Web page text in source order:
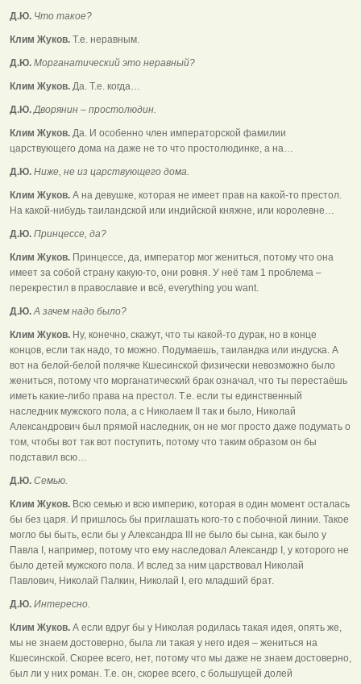
Д.Ю. Что такое?
Клим Жуков. Т.е. неравным.
Д.Ю. Морганатический это неравный?
Клим Жуков. Да. Т.е. когда…
Д.Ю.Дворянин – простолюдин.
Клим Жуков. Да. И особенно член императорской фамилии
царствующего дома на даже не то что простолюдинке, а на…
Д.Ю. Ниже, не из царствующего дома.
Клим Жуков. А на девушке, которая не имеет прав на какой-то престол.
На какой-нибудь таиландской или индийской княжне, или королевне…
Д.Ю. Принцессе, да?
Клим Жуков. Принцессе, да, император мог жениться, потому что она
имеет за собой страну какую-то, они ровня. У неё там 1 проблема –
перекрестил в православие и всё, everything you want.
Д.Ю.А зачем надо было?
Клим Жуков. Ну, конечно, скажут, что ты какой-то дурак, но в конце
концов, если так надо, то можно. Подумаешь, таиландка или индуска. А
вот на белой-белой полячке Кшесинской физически невозможно было
жениться, потому что морганатический брак означал, что ты перестаёшь
иметь какие-либо права на престол. Т.е. если ты единственный
наследник мужского пола, а с Николаем II так и было, Николай
Александрович был прямой наследник, он не мог просто даже подумать о
том, чтобы вот так вот поступить, потому что таким образом он бы
подставил всю…
Д.Ю. Семью.
Клим Жуков. Всю семью и всю империю, которая в один момент осталась
бы без царя. И пришлось бы приглашать кого-то с побочной линии. Такое
могло бы быть, если бы у Александра III не было бы сына, как было у
Павла I, например, потому что ему наследовал Александр I, у которого не
было детей мужского пола. И вслед за ним царствовал Николай
Павлович, Николай Палкин, Николай I, его младший брат.
Д.Ю. Интересно.
Клим Жуков. А если вдруг бы у Николая родилась такая идея, опять же,
мы не знаем достоверно, была ли такая у него идея – жениться на
Кшесинской. Скорее всего, нет, потому что мы даже не знаем достоверно,
был ли у них роман. Т.е. он, скорее всего, с большущей долей